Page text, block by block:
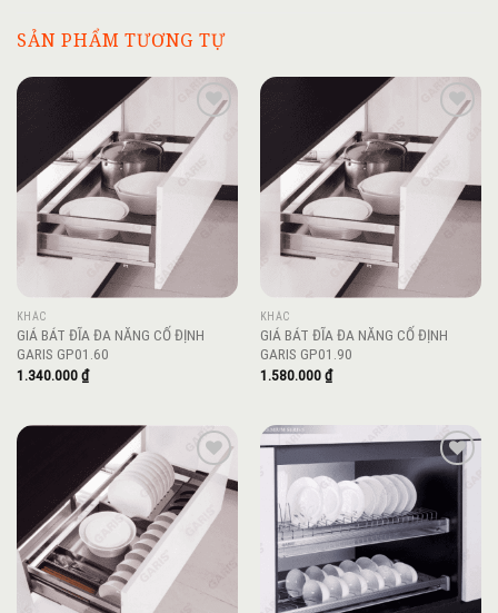
SẢN PHẨM TƯƠNG TỰ
Add to
wishlist
KHÁC
GIÁ BÁT ĐĨA ĐA NĂNG CỐ ĐỊNH
GARIS GP01.60
1.340.000₫
Add to
wishlist
KHÁC
GIÁ BÁT ĐĨA ĐA NĂNG CỐ ĐỊNH
GARIS GP01.90
1.580.000₫
Add to
wishlist